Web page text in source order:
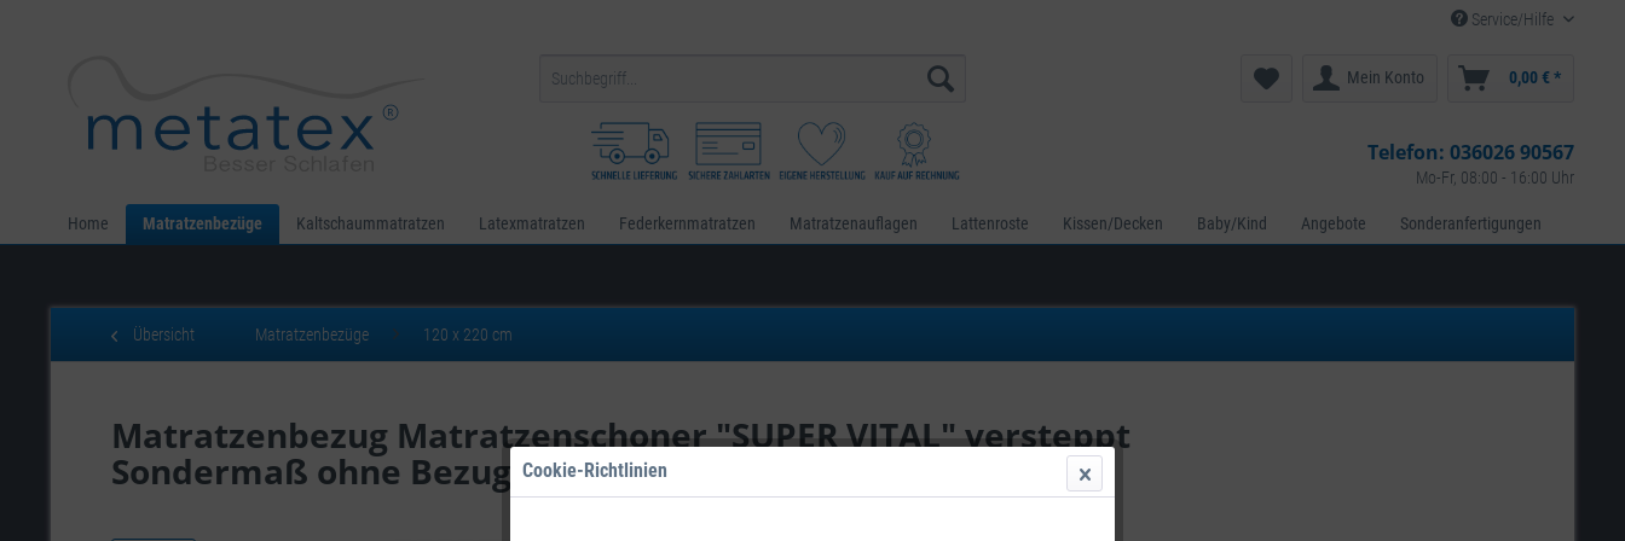
Service/Hilfe
Mein Konto 0,00 € *
Telefon: 036026 90567
Mo-Fr, 08:00 - 16:00 Uhr
Home Matratzenbezüge Kaltschaummatratzen Latexmatratzen Federkernmatratzen Matratzenauflagen Lattenroste Kissen/Decken Baby/Kind Angebote Sonderanfertigungen
Übersicht Matratzenbezüge 120 x 220 cm
Matratzenbezug Matratzenschoner "SUPER VITAL" versteppt
Sondermaß ohne Bezugshilfe
Cookie-Richtlinien